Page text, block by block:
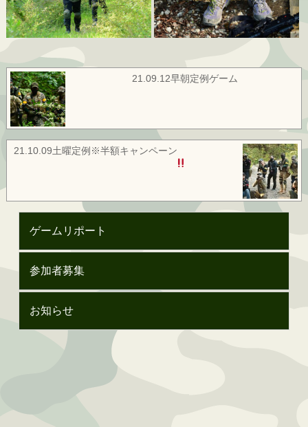
21.09.12早朝定例ゲーム
21.10.09土曜定例※半額キャンペーン
ゲームリポート
参加者募集
お知らせ